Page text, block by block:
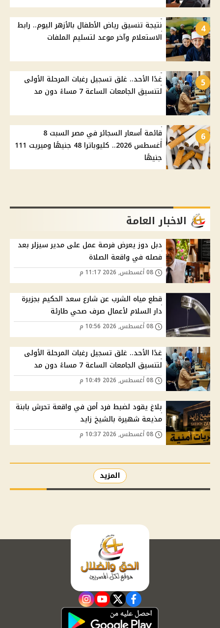
4
نتيجة تنسيق رياض الأطفال بالأزهر اليوم.. رابط
الاستعلام وآخر موعد لتسليم الملفات
5
غدًا الأحد.. غلق تسجيل رغبات المرحلة الأولى
لتنسيق الجامعات الساعة 7 مساءً دون مد
6
قائمة أسعار السجائر في مصر السبت 8
أغسطس 2026.. كليوباترا 48 جنيهًا وميريت 111
جنيهًا
الاخبار العامة
دبل دوز يعرض فرصة عمل على مدير سيزلر بعد
فصله في واقعة الصلاة
قطع مياه الشرب عن شارع سعد الحكيم بجزيرة
دار السلام لأعمال صرف صحي طارئة
غدًا الأحد.. غلق تسجيل رغبات المرحلة الأولى
لتنسيق الجامعات الساعة 7 مساءً دون مد
بلاغ يقود لضبط فرد أمن في واقعة تحرش بابنة
مذيعة شهيرة بالشيخ زايد
المزيد
facebook
twitter
youtube
instagram